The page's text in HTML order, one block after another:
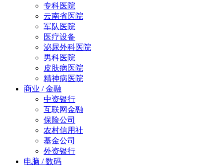
专科医院
云南省医院
军队医院
医疗设备
泌尿外科医院
男科医院
皮肤病医院
精神病医院
商业 / 金融
中资银行
互联网金融
保险公司
农村信用社
基金公司
外资银行
电脑 / 数码